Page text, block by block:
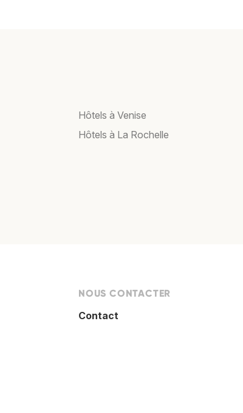
Hôtels à Venise
Hôtels à La Rochelle
NOUS CONTACTER
Contact